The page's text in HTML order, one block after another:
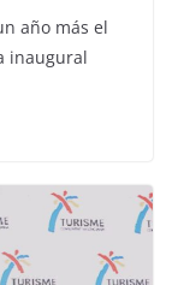
año más el
inaugural